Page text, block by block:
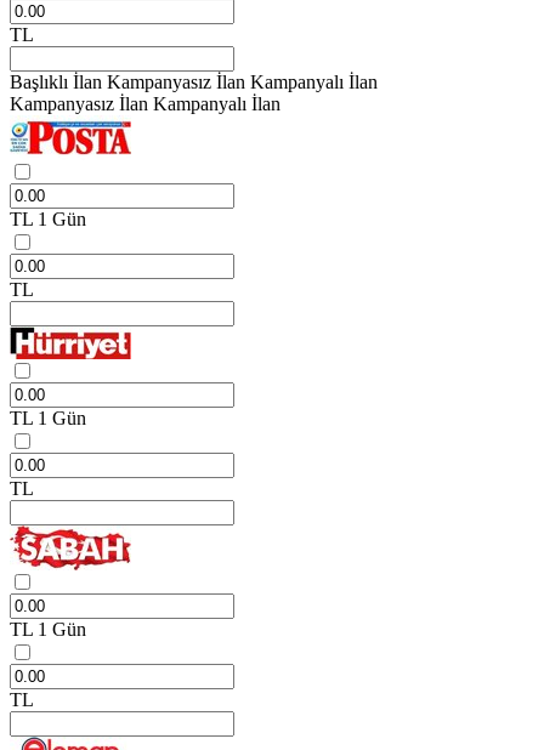
TL
Başlıklı İlan Kampanyasız İlan Kampanyalı İlan
Kampanyasız İlan Kampanyalı İlan
TL 1 Gün
TL
TL 1 Gün
TL
TL 1 Gün
TL